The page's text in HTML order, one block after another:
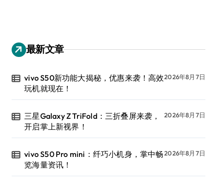
最新文章
vivo S50新功能大揭秘，优惠来袭！高效
玩机就现在！
2026年8月7日
三星Galaxy Z TriFold：三折叠屏来袭，
开启掌上新视界！
2026年8月7日
vivo S50 Pro mini：纤巧小机身，掌中畅
览海量资讯！
2026年8月7日